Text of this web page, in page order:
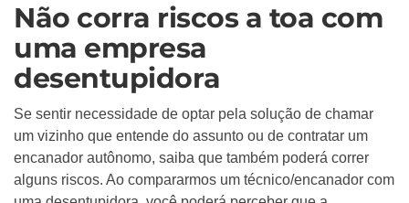
Não corra riscos a toa com
uma empresa
desentupidora
Se sentir necessidade de optar pela solução de chamar
um vizinho que entende do assunto ou de contratar um
encanador autônomo, saiba que também poderá correr
alguns riscos. Ao compararmos um técnico/encanador com